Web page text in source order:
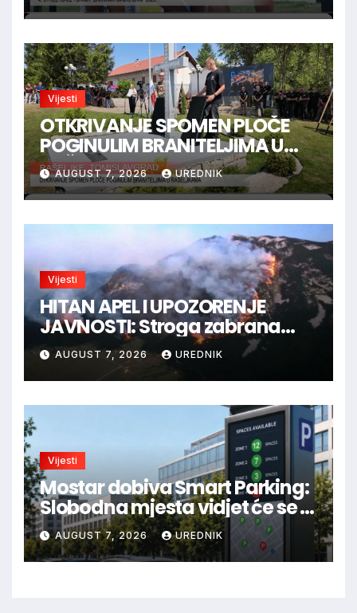
Vijesti
OTKRIVANJE SPOMEN PLOČE
POGINULIM BRANITELJIMA U
RAŠELJKAMA
AUGUST 7, 2026 UREDNIK
Vijesti
HITAN APEL I UPOZORENJE
JAVNOSTI: Stroga zabrana
loženja vatre u Parku prirode
Blidinje!
AUGUST 7, 2026 UREDNIK
Vijesti
Mostar dobiva Smart Parking:
Slobodna mjesta vidjet će se u
aplikaciji
AUGUST 7, 2026 UREDNIK